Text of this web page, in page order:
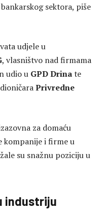
sektora, piše
udjele u
, vlasništvo nad firmama
udio u GPD Drinate
Privredne
za domaću
kompanije i firme u
su snažnu poziciju u
industriju